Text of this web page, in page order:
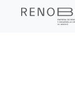
Sitio